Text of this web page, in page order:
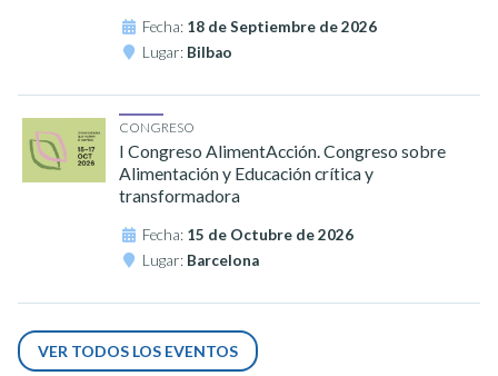
Fecha: 18 de Septiembre de 2026
Lugar: Bilbao
CONGRESO
I Congreso AlimentAcción. Congreso sobre
Alimentación y Educación crítica y
transformadora
Fecha: 15 de Octubre de 2026
Lugar: Barcelona
VER TODOS LOS EVENTOS